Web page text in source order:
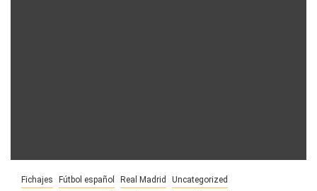
Fichajes Fútbol español Real Madrid Uncategorized